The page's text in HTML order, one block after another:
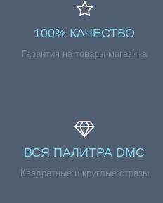
100% КАЧЕСТВО
Гарантия на товары магазина
ВСЯ ПАЛИТРА DMC
Квадратные и круглые стразы